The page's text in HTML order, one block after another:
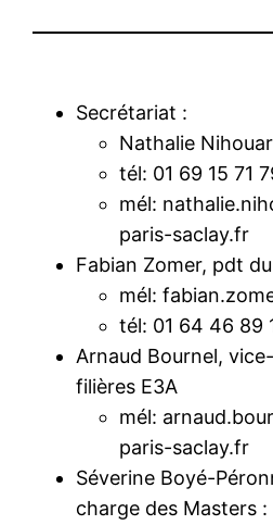
Secrétariat :
Nathalie
tél: 01 69 15 71
mél:
paris-saclay.fr
Fabian Zomer, pdt
mél:
tél: 01 64 46 89
Arnaud Bournel,
filières E3A
mél:
paris-saclay.fr
Séverine Boyé-
charge des Masters :